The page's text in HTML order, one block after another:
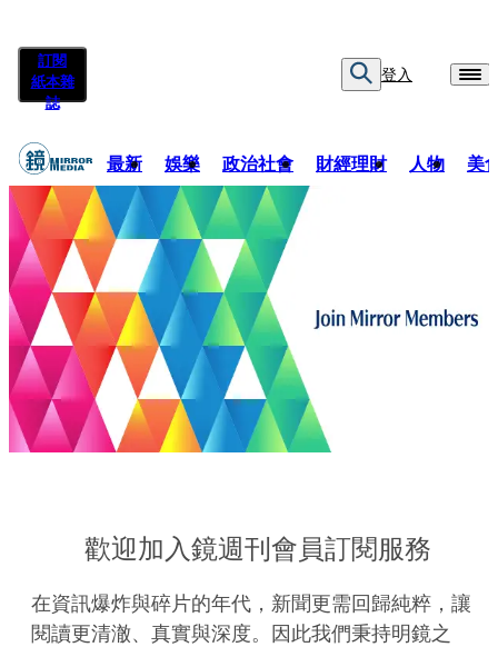
訂閱
紙本雜
誌
登入
最新 娛樂 政治社會 財經理財 人物 美
歡迎加入鏡週刊會員訂閱服務
在資訊爆炸與碎片的年代，新聞更需回歸純粹，讓
閱讀更清澈、真實與深度。因此我們秉持明鏡之